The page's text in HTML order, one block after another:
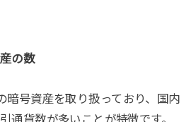
の数
暗号資産を取り扱っており、国内
通貨数が多いことが特徴です。